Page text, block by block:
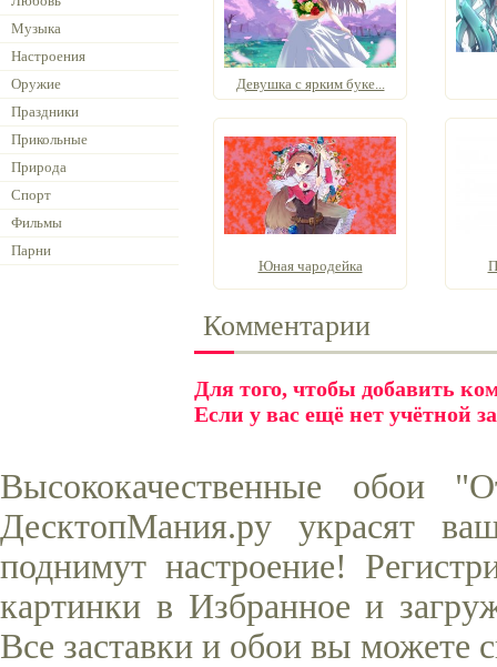
Музыка
Настроения
Оружие
Праздники
Прикольные
Природа
Спорт
Фильмы
Парни
Девушка с ярким буке...
Юная чародейка
Комментарии
Для того, чтобы добавить
Если у вас ещё нет учётной
Высококачественные обои
ДесктопМания.ру украсят
поднимут настроение!
картинки в Избранное и
Все заставки и обои вы можете